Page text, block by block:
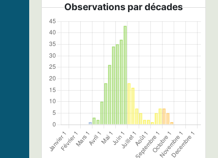
Observations par décades